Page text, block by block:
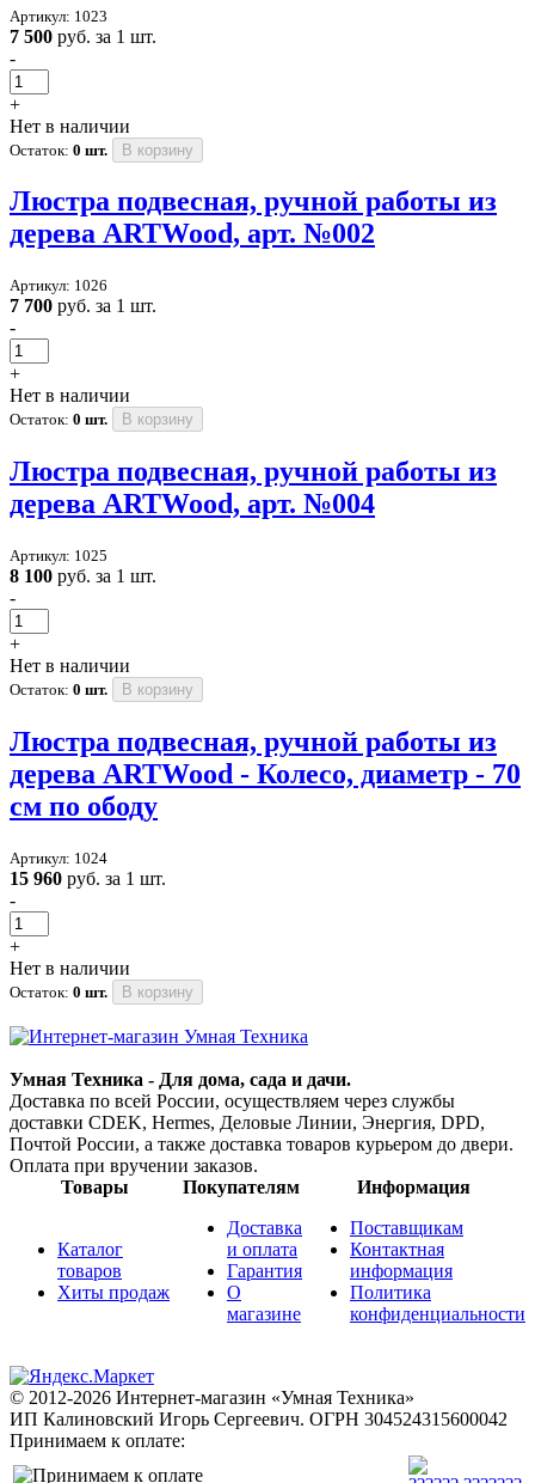
Артикул: 1023
7 500 руб. за 1 шт.
-
+
Нет в наличии
Остаток: 0 шт. В корзину
Люстра подвесная, ручной работы из
дерева ARTWood, арт. №002
Артикул: 1026
7 700 руб. за 1 шт.
-
+
Нет в наличии
Остаток: 0 шт. В корзину
Люстра подвесная, ручной работы из
дерева ARTWood, арт. №004
Артикул: 1025
8 100 руб. за 1 шт.
-
+
Нет в наличии
Остаток: 0 шт. В корзину
Люстра подвесная, ручной работы из
дерева ARTWood - Колесо, диаметр - 70
см по ободу
Артикул: 1024
15 960 руб. за 1 шт.
-
+
Нет в наличии
Остаток: 0 шт. В корзину
Умная Техника - Для дома, сада и дачи.
Доставка по всей России, осуществляем через службы
доставки CDEK, Hermes, Деловые Линии, Энергия, DPD,
Почтой России, а также доставка товаров курьером до двери.
Оплата при вручении заказов.
Товары
Покупателям Информация
Каталог
товаров
Хиты продаж
Доставка
и оплата
Гарантия
О
магазине
Поставщикам
Контактная
информация
Политика
конфиденциальности
© 2012-2026 Интернет-магазин «Умная Техника»
ИП Калиновский Игорь Сергеевич. ОГРН 304524315600042
Принимаем к оплате: